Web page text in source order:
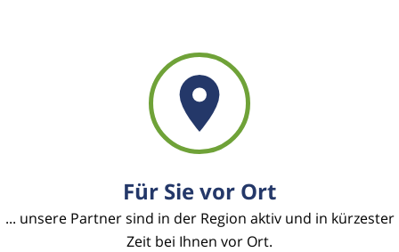
Für Sie vor Ort
... unsere Partner sind in der Region aktiv und in kürzester
Zeit bei Ihnen vor Ort.